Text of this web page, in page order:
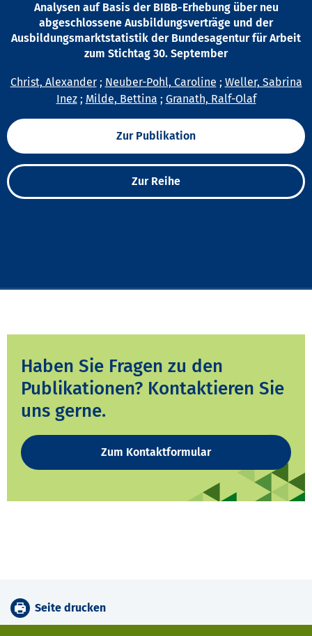
Analysen auf Basis der BIBB-Erhebung über neu
abgeschlossene Ausbildungsverträge und der
Ausbildungsmarktstatistik der Bundesagentur für Arbeit
zum Stichtag 30. September
Christ, Alexander; Neuber-Pohl, Caroline ; Weller, Sabrina
Inez; Milde, Bettina ; Granath, Ralf-Olaf
Zur Publikation
Zur Reihe
Haben Sie Fragen zu den
Publikationen? Kontaktieren Sie
uns gerne.
Zum Kontaktformular
Seite drucken